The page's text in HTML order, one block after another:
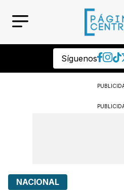
Síguenos
NACIONAL